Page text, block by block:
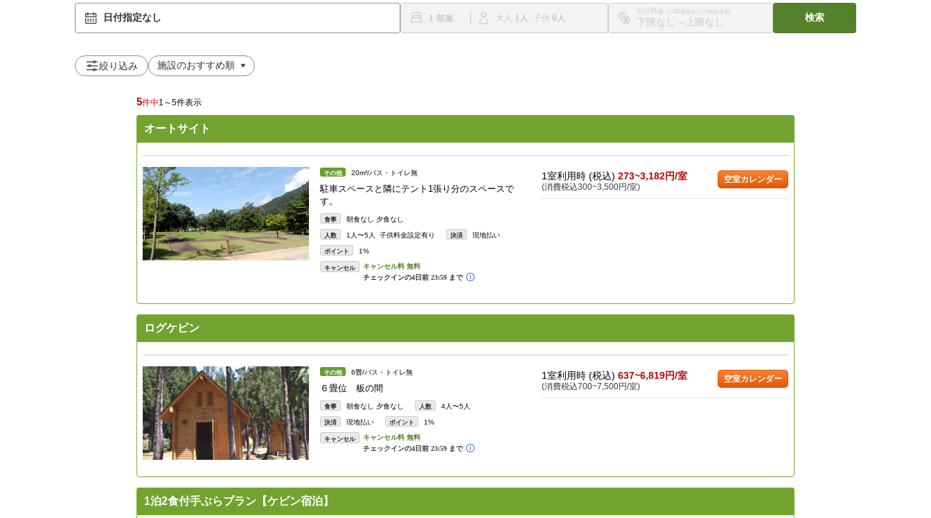
日付指定なし 1 大人 1 子供 0
合計料金 ※1部屋あたりの税込金額
〜
検索
絞り込み
5件中1～5件表示
オートサイト
その他 20m²/バス・トイレ無
駐車スペースと隣にテント1張り分のスペースで
す。
食事 朝食なし 夕食なし
人数 1人〜5人 子供料金設定有り 決済 現地払い
ポイント 1%
キャンセル
1室利用時 (税込) 273~3,182円/室
(消費税込300~3,500円/室)
空室カレンダー
ログケビン
その他 6畳/バス・トイレ無
６畳位 板の間
食事 朝食なし 夕食なし 人数 4人〜5人
決済 現地払い ポイント 1%
キャンセル
1室利用時 (税込) 637~6,819円/室
(消費税込700~7,500円/室)
空室カレンダー
1泊2食付手ぶらプラン【ケビン宿泊】